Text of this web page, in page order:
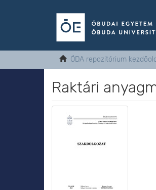
ÓDA repozitórium
Raktári